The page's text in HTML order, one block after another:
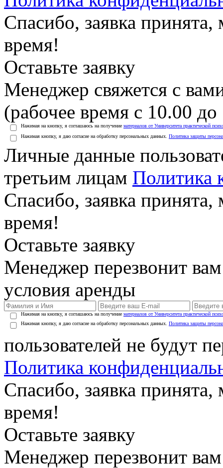
Спасибо, заявка
время!
Оставьте заявку
Менеджер свяжется с
(рабочее время с 10.00
Нажимая на кнопку, я соглашаюсь на получение материалов от Университета практической
Нажимая кнопку, я даю согласие на обработку персональных данных. Политика защиты
Личные данные
третьим лицам Политика
Спасибо, заявка
время!
Оставьте заявку
Менеджер перезвонит
условия аренды
Нажимая на кнопку, я соглашаюсь на получение материалов от Университета практической
Нажимая кнопку, я даю согласие на обработку персональных данных. Политика защиты
пользователей не будут
Политика
Спасибо, заявка
время!
Оставьте заявку
Менеджер перезвонит